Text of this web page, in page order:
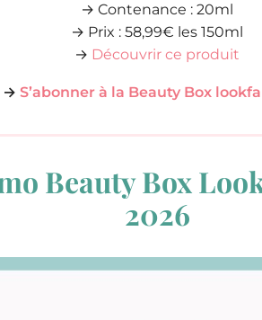
→ Contenance : 20ml
→ Prix : 58,99€ les 150ml
→ Découvrir ce produit
→ S’abonner à la Beauty Box
Beauty Box
2026